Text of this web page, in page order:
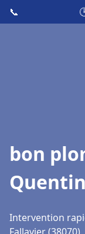
📞
bon
Intervention